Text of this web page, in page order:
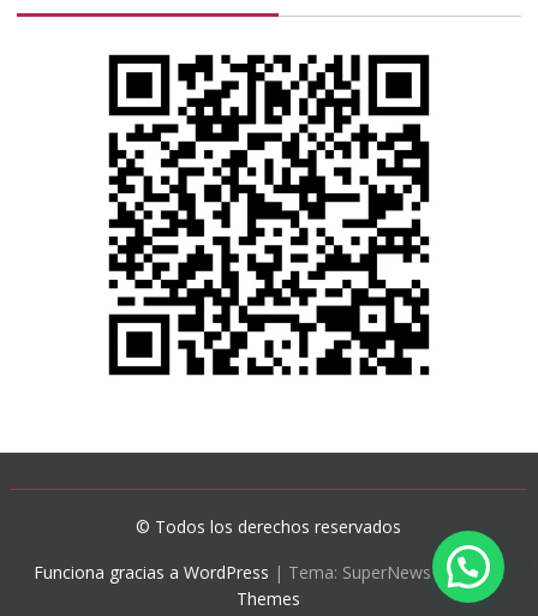
© Todos los derechos reservados
Funciona gracias a WordPress | Tema: SuperNews deAcme
Themes